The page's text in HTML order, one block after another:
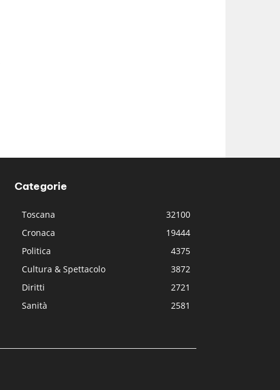
Categorie
Toscana
32100
Cronaca
19444
Politica
4375
Cultura & Spettacolo
3872
Diritti
2721
Sanità
2581